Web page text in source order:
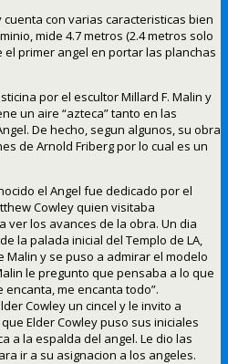
con varias caracteristicas bien
mide 4.7 metros (2.4 metros solo
el primer angel en portar las planchas
por el escultor Millard F. Malin y
un aire “azteca” tanto en las
De hecho, segun algunos, su obra
de Arnold Friberg por lo cual es un
el Angel fue dedicado por el
Cowley quien visitaba
los avances de la obra. Un dia
la palada inicial del Templo de LA,
Malin y se puso a admirar el modelo
le pregunto que pensaba a lo que
encanta, me encanta todo”.
Cowley un cincel y le invito a
Elder Cowley puso sus iniciales
a la espalda del angel. Le dio las
ir a su asignacion a los angeles.